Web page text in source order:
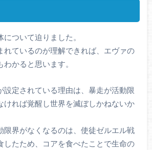
ついて迫りました。
れているのが理解できれば、エヴァの
かると思います。
設定されている理由は、暴走が活動限
ければ覚醒し世界を滅ぼしかねないか
限界がなくなるのは、使徒ゼルエル戦
したため、コアを食べたことで生命の